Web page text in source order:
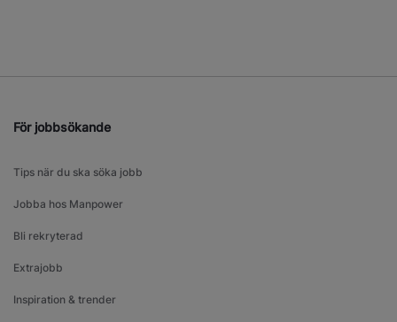
För jobbsökande
Tips när du ska söka jobb
Jobba hos Manpower
Bli rekryterad
Extrajobb
Inspiration & trender